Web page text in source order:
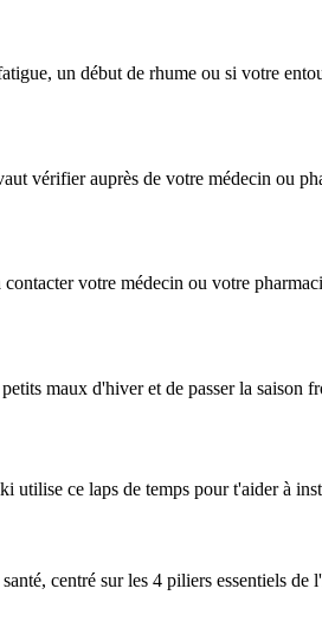
un début de rhume ou si votre
vérifier auprès de votre médecin ou
votre médecin ou votre
maux d'hiver et de passer la saison
ce laps de temps pour t'aider à
centré sur les 4 piliers essentiels